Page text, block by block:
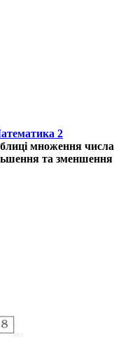
2
множення числа
та зменшення